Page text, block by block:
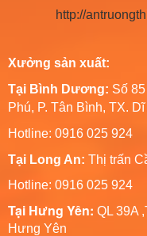
http://
Xưởng sản xuất:
Tại Bình Dương: Số
Phú, P. Tân Bình, TX.
Hotline: 0916 025 924
Tại Long An: Thị trấn
Hotline: 0916 025 924
Tại Hưng Yên: QL 39A
Hưng Yên